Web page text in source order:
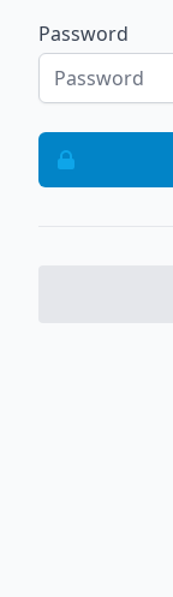
Password